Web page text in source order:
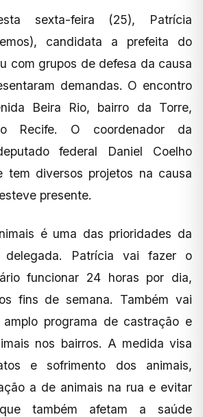
sexta-feira (25), Patrícia
candidata a prefeita do
com grupos de defesa da causa
demandas. O encontro
Beira Rio, bairro da Torre,
Recife. O coordenador da
federal Daniel Coelho
tem diversos projetos na causa
presente.
é uma das prioridades da
delegada. Patrícia vai fazer o
funcionar 24 horas por dia,
fins de semana. Também vai
amplo programa de castração e
nos bairros. A medida visa
e sofrimento dos animais,
a de animais na rua e evitar
também afetam a saúde